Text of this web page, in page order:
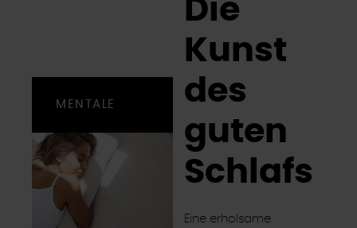
MENTALE
STÄRKE
Die
Kunst
des
guten
Schlafs
Eine erholsame